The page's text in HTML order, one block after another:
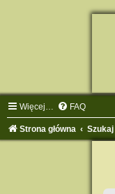
Więcej… FAQ
Strona główna Szukaj